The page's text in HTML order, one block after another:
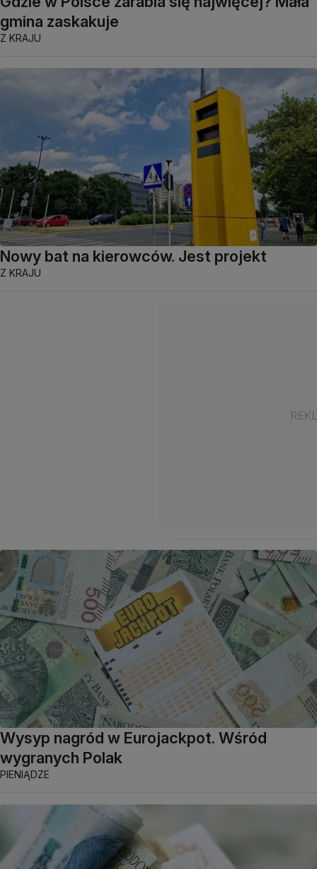
gmina zaskakuje
Z KRAJU
Nowy bat na kierowców. Jest projekt
Z KRAJU
Wysyp nagród w Eurojackpot. Wśród
wygranych Polak
PIENIĄDZE